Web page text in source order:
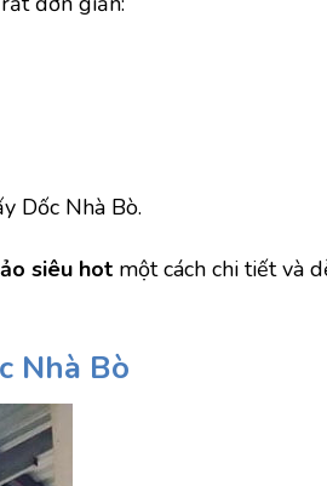
Dốc Nhà Bò.
siêu hot một cách chi tiết và
Nhà Bò